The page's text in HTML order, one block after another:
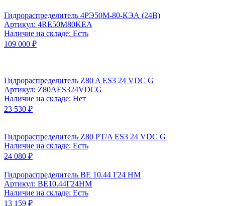
Гидрораспределитель 4РЭ50М-80-КЭА (24В)
Артикул: 4RE50M80KEA
Наличие на складе: Есть
109 000 ₽
Гидрораспределитель Z80 A ES3 24 VDC G
Артикул: Z80AES324VDCG
Наличие на складе: Нет
23 530 ₽
Гидрораспределитель Z80 PT/A ES3 24 VDC G
Наличие на складе: Есть
24 080 ₽
Гидрораспределитель ВЕ 10.44 Г24 НМ
Артикул: ВЕ10.44Г24НМ
Наличие на складе: Есть
13 159 ₽